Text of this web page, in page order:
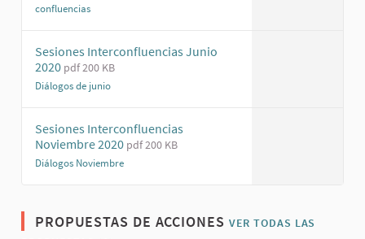
confluencias
Sesiones Interconfluencias Junio
2020 pdf 200 KB
Diálogos de junio
Sesiones Interconfluencias
Noviembre 2020 pdf 200 KB
Diálogos Noviembre
PROPUESTAS DE ACCIONES VER TODAS LAS